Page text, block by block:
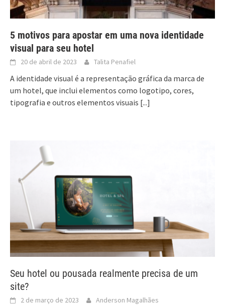
5 motivos para apostar em uma nova identidade
visual para seu hotel
20 de abril de 2023 Talita Penafiel
A identidade visual é a representação gráfica da marca de
um hotel, que inclui elementos como logotipo, cores,
tipografia e outros elementos visuais [...]
Seu hotel ou pousada realmente precisa de um
site?
2 de março de 2023 Anderson Magalhães